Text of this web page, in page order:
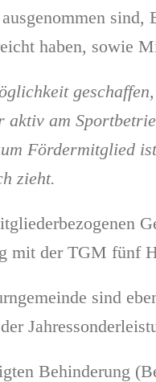
haben, sowie
am
Fördermitglied
zieht.
mit der TGM fünf
sind
Behinderung